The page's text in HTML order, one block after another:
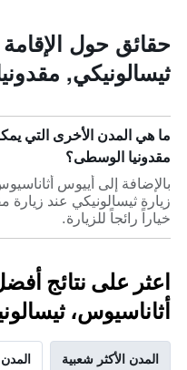
حقائق حول
ثيسالونيكي,
ما هي المدن الأخرى التي
مقدونيا الوسطى؟
بالإضافة إلى أييوس
زيارة ثيسالونيكي عند زيارة
خياراً رائجاً للزيارة.
اعثر على نتائج
أثاناسيوس،
المدن الأكثر شعبية